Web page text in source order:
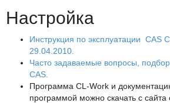
Настройка
Инструкция по эксплуатации CAS
29.04.2010.
Часто задаваемые вопросы,
CAS.
Программа CL-Work и
программой можно скачать с